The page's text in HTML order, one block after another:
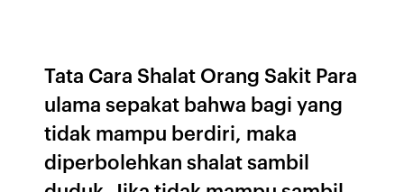
Tata Cara Shalat Orang Sakit Para
ulama sepakat bahwa bagi yang
tidak mampu berdiri, maka
diperbolehkan shalat sambil